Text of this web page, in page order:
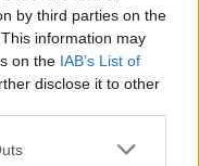
by third parties on the
information may
on the IAB’s List of
disclose it to other
kerää
kielloille: